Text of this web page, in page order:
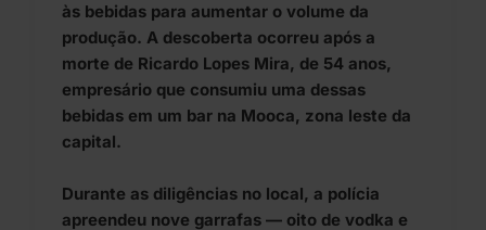
às bebidas para aumentar o volume da
produção. A descoberta ocorreu após a
morte de Ricardo Lopes Mira, de 54 anos,
empresário que consumiu uma dessas
bebidas em um bar na Mooca, zona leste da
capital.
Durante as diligências no local, a polícia
apreendeu nove garrafas — oito de vodka e